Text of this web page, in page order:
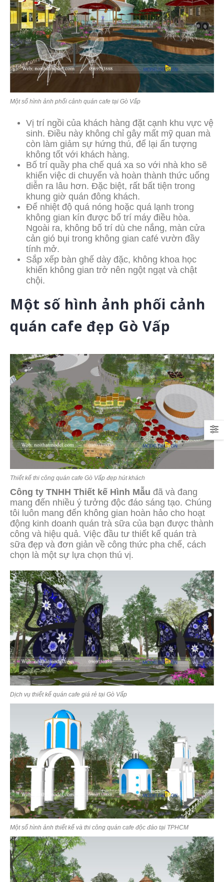
Một số hình ảnh phối cảnh quán cafe tại Gò Vấp
Vị trí ngồi của khách hàng đặt cạnh khu vực vệ
sinh. Điều này không chỉ gây mất mỹ quan mà
còn làm giảm sự hứng thú, để lại ấn tượng
không tốt với khách hàng.
Bố trí quầy pha chế quá xa so với nhà kho sẽ
khiến việc di chuyển và hoàn thành thức uống
diễn ra lâu hơn. Đặc biệt, rất bất tiện trong
khung giờ quán đông khách.
Để nhiệt độ quá nóng hoặc quá lạnh trong
không gian kín được bố trí máy điều hòa.
Ngoài ra, không bố trí dù che nắng, màn cửa
cản gió bụi trong không gian café vườn đầy
tính mở.
Sắp xếp bàn ghế dày đặc, không khoa học
khiến không gian trở nên ngột ngạt và chật
chội.
Một số hình ảnh phối cảnh
quán cafe đẹp Gò Vấp
Thiết kế thi công quán cafe Gò Vấp đẹp hút khách
Công ty TNHH Thiết kế Hình Mẫu đã và đang
mang đến nhiều ý tưởng độc đáo sáng tạo. Chúng
tôi luôn mang đến không gian hoàn hảo cho hoạt
động kinh doanh quán trà sữa của bạn được thành
công và hiệu quả. Việc đầu tư thiết kế quán trà
sữa đẹp và đơn giản về công thức pha chế, cách
chọn là một sự lựa chọn thú vị.
Dịch vụ thiết kế quán cafe giá rẻ tại Gò Vấp
Một số hình ảnh thiết kế và thi công quán cafe độc đáo tại TPHCM